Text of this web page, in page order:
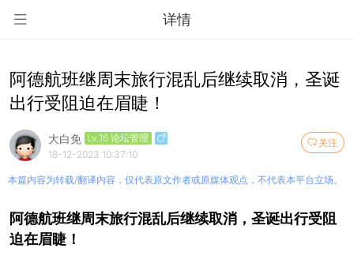
详情
阿德航班继周末旅行混乱后继续取消，圣诞
出行受阻迫在眉睫！
关注
大白免 Lv.16 论坛管理
18-12-2023 10:37:10
本篇内容为转载/翻译内容，仅代表原文作者或原媒体观点，不代表本平台立场。
阿德航班继周末旅行混乱后继续取消，圣诞出行受阻
迫在眉睫！